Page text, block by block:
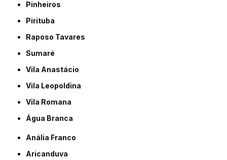
Pinheiros
Pirituba
Raposo Tavares
Sumaré
Vila Anastácio
Vila Leopoldina
Vila Romana
Água Branca
Anália Franco
Aricanduva